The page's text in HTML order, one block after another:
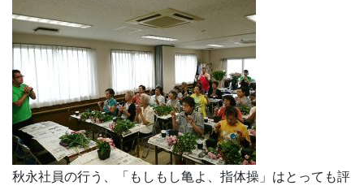
秋永社員の行う、「もしもし亀よ、指体操」はとっても評